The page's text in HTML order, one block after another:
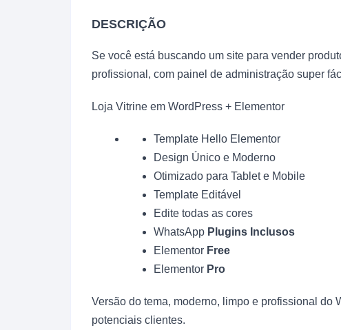
DESCRIÇÃO
Se você está buscando um site para vender
profissional, com painel de administração super
Loja Vitrine em WordPress + Elementor
Template Hello Elementor
Design Único e Moderno
Otimizado para Tablet e Mobile
Template Editável
Edite todas as cores
WhatsApp Plugins Inclusos
Elementor Free
Elementor Pro
Versão do tema, moderno, limpo e profissional do
potenciais clientes.